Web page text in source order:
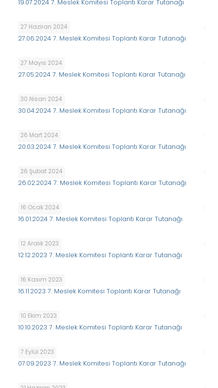
19.07.2024 7. Meslek Komitesi Toplantı Karar Tutanağı
27 Haziran 2024
27.06.2024 7. Meslek Komitesi Toplantı Karar Tutanağı
27 Mayıs 2024
27.05.2024 7. Meslek Komitesi Toplantı Karar Tutanağı
30 Nisan 2024
30.04.2024 7. Meslek Komitesi Toplantı Karar Tutanağı
26 Mart 2024
20.03.2024 7. Meslek Komitesi Toplantı Karar Tutanağı
26 Şubat 2024
26.02.2024 7. Meslek Komitesi Toplantı Karar Tutanağı
16 Ocak 2024
16.01.2024 7. Meslek Komitesi Toplantı Karar Tutanağı
12 Aralık 2023
12.12.2023 7. Meslek Komitesi Toplantı Karar Tutanağı
16 Kasım 2023
16.11.2023 7. Meslek Komitesi Toplantı Karar Tutanağı
10 Ekim 2023
10.10.2023 7. Meslek Komitesi Toplantı Karar Tutanağı
7 Eylül 2023
07.09.2023 7. Meslek Komitesi Toplantı Karar Tutanağı